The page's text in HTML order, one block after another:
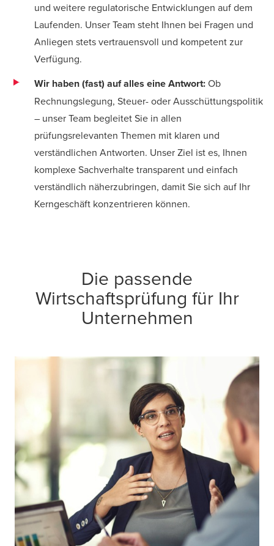
und weitere regulatorische Entwicklungen auf dem
Laufenden. Unser Team steht Ihnen bei Fragen und
Anliegen stets vertrauensvoll und kompetent zur
Verfügung.
Wir haben (fast) auf alles eine Antwort:Ob
Rechnungslegung, Steuer- oder Ausschüttungspolitik
– unser Team begleitet Sie in allen
prüfungsrelevanten Themen mit klaren und
verständlichen Antworten. Unser Ziel ist es, Ihnen
komplexe Sachverhalte transparent und einfach
verständlich näherzubringen, damit Sie sich auf Ihr
Kerngeschäft konzentrieren können.
Die passende
Wirtschaftsprüfung für Ihr
Unternehmen